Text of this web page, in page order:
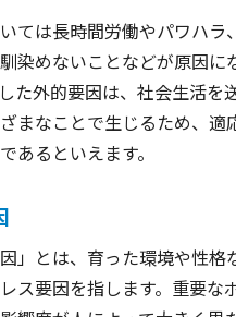
ては長時間労働やパワハラ
染めないことなどが原因に
た外的要因は、社会生活を
まなことで生じるため、適
あるといえます。
因」とは、育った環境や性
ス要因を指します。重要な